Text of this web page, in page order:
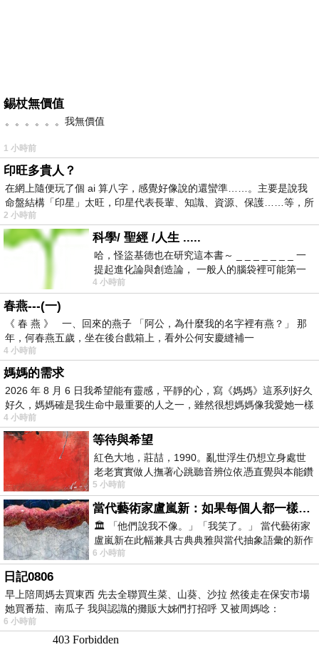
錫杖無價值
。。。。。。我無價值
1 小時前
印旺多貴人？
在網上隨便玩了個 ai 算八字，感覺好像說的還蠻準……。主要是說我
命盤結構「印星」太旺，印星代表長輩、知識、資源、保護……等，所
2 小時前
科學/ 聖經 /人生 .....
哈，怪盜基德也在研究這本書～ _ _ _ _ _ _ _ 一
提起進化論與創造論， 一般人的腦袋裡可能第一
時間就有「 進化論很科
4 小時前
春燕---(一)
《 春 燕 》 一、回來的燕子 「阿公，為什麼我的名字裡有燕？」 那
年，何春燕五歲，坐在後台戲箱上，看外公何安慶縫補一
4 小時前
媽媽的需求
2026 年 8 月 6 日我希望能有靈感，平靜的心，寫《媽媽》這系列好久
好久，媽媽確是我生命中最重要的人之一，雖然很想媽媽像我愛她一樣
4 小時前
等待與希望
紅色大地，莊喆，1990。亂世浮生仍想立身處世
老老實實做人撫著心跳聽音辨位依憑直覺與本能鑽
向裂隙的亮處探索另一個心聲另一個共鳴的
5 小時前
當代藝術家盧嵐新：如果每個人都一樣，這世界該有多無聊？
🏛️ 「他們說我不像。」「我笑了。」 當代藝術家
盧嵐新在此幅兼具古典典雅與當代抽象語彙的新作
中，以沈靜的藍色空間為背景，描繪了
6 小時前
日記0806
早上陪周媽去買東西 先去全聯買生菜、山葵、沙拉 然後走在保安市場
她買番茄、南瓜子 我與認識的攤販大姊們打招呼 又被周媽唸：
6 小時前